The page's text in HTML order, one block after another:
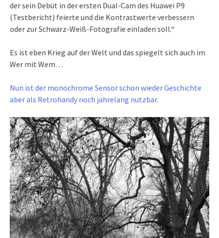
der sein Debüt in der ersten Dual-Cam des Huawei P9
(Testbericht) feierte und die Kontrastwerte verbessern
oder zur Schwarz-Weiß-Fotografie einladen soll.“
Es ist eben Krieg auf der Welt und das spiegelt sich auch im
Wer mit Wem…
Nun ist der monochrome Sensor schon wieder Geschichte
aber als Retrohandy noch jahrelang nutzbar.